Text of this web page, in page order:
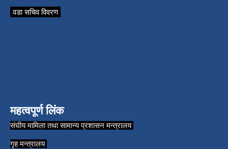
वडा सचिव विवरण
महत्वपूर्ण लिंक
संघीय मामिला तथा सामान्य प्रशासन मन्त्रालय
गृह मन्त्रालय